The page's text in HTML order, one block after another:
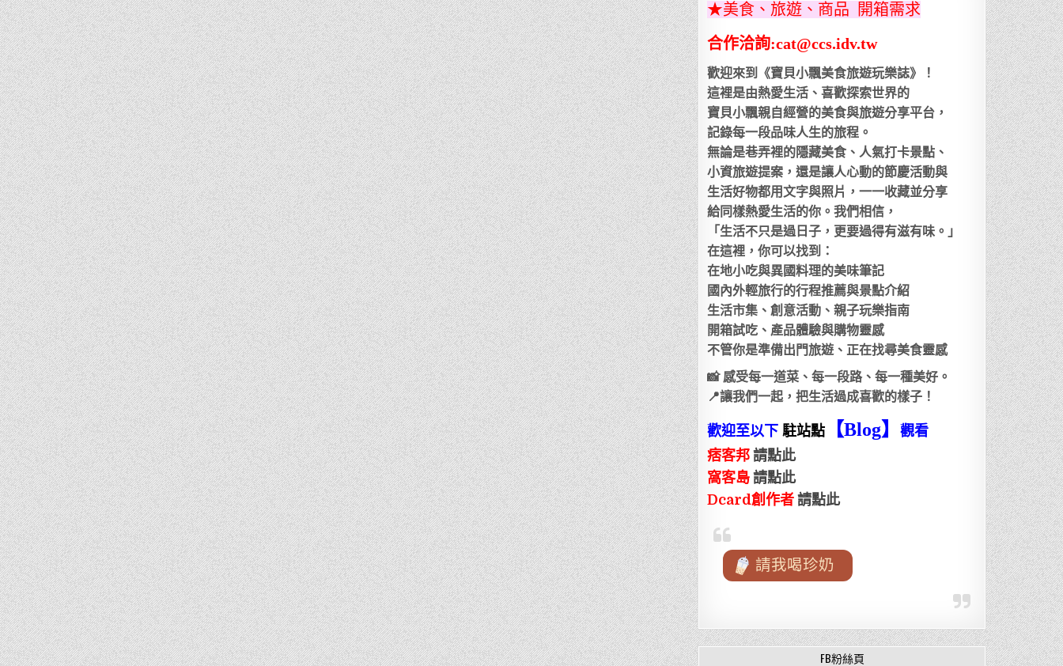
★美食、旅遊、商品 開箱需求
合作洽詢:cat@ccs.idv.tw
歡迎來到《寶貝小飄美食旅遊玩樂誌》！
這裡是由熱愛生活、喜歡探索世界的
寶貝小飄親自經營的美食與旅遊分享平台，
記錄每一段品味人生的旅程。
無論是巷弄裡的隱藏美食、人氣打卡景點、
小資旅遊提案，還是讓人心動的節慶活動與
生活好物都用文字與照片，一一收藏並分享
給同樣熱愛生活的你。我們相信，
「生活不只是過日子，更要過得有滋有味。」
在這裡，你可以找到：
在地小吃與異國料理的美味筆記
國內外輕旅行的行程推薦與景點介紹
生活市集、創意活動、親子玩樂指南
開箱試吃、產品體驗與購物靈感
不管你是準備出門旅遊、正在找尋美食靈感
📸 感受每一道菜、每一段路、每一種美好。
📍讓我們一起，把生活過成喜歡的樣子！
歡迎至以下 駐站點 【Blog】觀看
痞客邦 請點此
窩客島請點此
Dcard創作者 請點此
請我喝珍奶
FB粉絲頁